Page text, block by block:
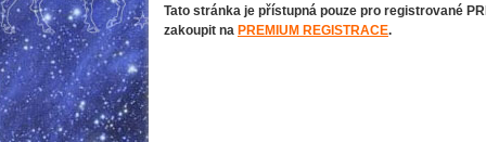
Tato stránka je přístupná pouze pro registrované
zakoupit na PREMIUM REGISTRACE.